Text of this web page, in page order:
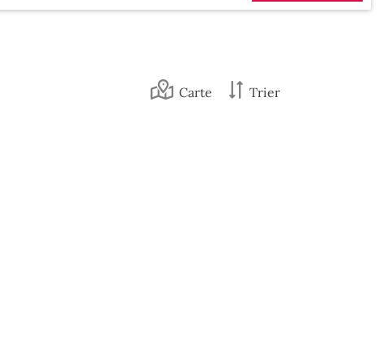
Carte Trier